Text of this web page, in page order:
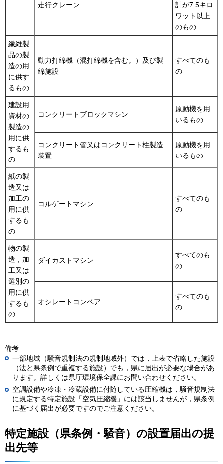
走行クレーン
計が7.5キロ
ワット以上
のもの
繊維製
品の製
造の用
に供す
るもの
動力打綿機（混打綿機を含む。）及び製
綿施設
すべてのも
の
建設用
資材の
製造の
用に供
するも
の
コンクリートブロックマシン
原動機を用
いるもの
コンクリート管又はコンクリート柱製造
装置
原動機を用
いるもの
紙の製
造又は
加工の
用に供
するも
の
コルゲートマシン
すべてのも
の
物の製
造，加
工又は
選別の
用に供
するも
の
ダイカストマシン
すべてのも
の
オシレートコンベア
すべてのも
の
備考
一部地域（騒音規制法の規制地域外）では，上表で省略した施設
（法と県条例で重複する施設）でも，県に届出が必要な場合があ
ります。詳しくは県庁環境保全課にお問い合わせください。
空調設備や冷凍・冷蔵設備に付随している圧縮機は，騒音規制法
に規定する特定施設「空気圧縮機」には該当しませんが，県条例
に基づく届出が必要ですのでご注意ください。
特定施設（県条例・騒音）の設置届出の提
出先等